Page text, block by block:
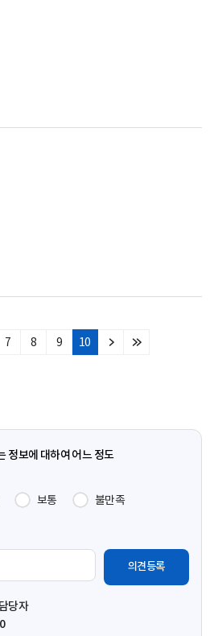
7 8 9 10
다
마
정보에 대하여 어느 정도
보통
불만족
당자